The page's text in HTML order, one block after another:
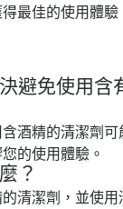
最佳的使用體驗
避免使用含
酒精的清潔劑
的使用體驗。
？
清潔劑，並使